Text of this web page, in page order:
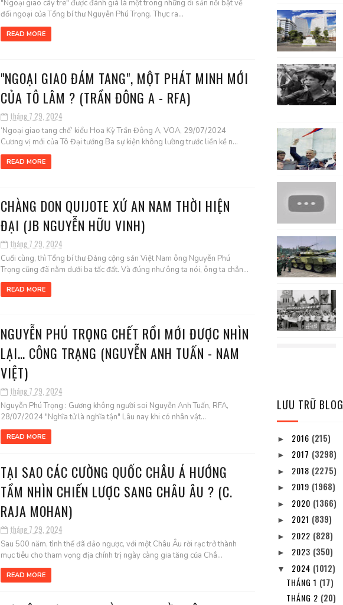
"Ngoại giao cây tre" được đánh giá là một trong những di sản nổi bật về
đối ngoại của Tổng bí thư Nguyễn Phú Trọng. Thực ra...
READ MORE
"NGOẠI GIAO ĐÁM TANG", MỘT PHÁT MINH MỚI
CỦA TÔ LÂM ? (TRẦN ĐÔNG A - RFA)
tháng 7 29, 2024
‘Ngoại giao tang chế’ kiểu Hoa Kỳ Trần Đông A, VOA, 29/07/2024
Cương vị mới của Tô Đại tướng Ba sự kiện không lường trước liền kề n...
READ MORE
CHÀNG DON QUIJOTE XỨ AN NAM THỜI HIỆN
ĐẠI (JB NGUYỄN HỮU VINH)
tháng 7 29, 2024
Cuối cùng, thì Tổng bí thư Đảng cộng sản Việt Nam ông Nguyễn Phú
Trọng cũng đã nằm dưới ba tấc đất. Và đúng như ông ta nói, ông ta chẳn...
READ MORE
NGUYỄN PHÚ TRỌNG CHẾT RỒI MỚI ĐƯỢC NHÌN
LẠI… CÔNG TRẠNG (NGUYỄN ANH TUẤN - NAM
VIỆT)
tháng 7 29, 2024
Nguyễn Phú Trọng : Gương không người soi Nguyễn Anh Tuấn, RFA,
28/07/2024 "Nghĩa tử là nghĩa tận" Lâu nay khi có nhân vật...
READ MORE
TẠI SAO CÁC CƯỜNG QUỐC CHÂU Á HƯỚNG
TẦM NHÌN CHIẾN LƯỢC SANG CHÂU ÂU ? (C.
RAJA MOHAN)
tháng 7 29, 2024
Sau 500 năm, tình thế đã đảo ngược, với một Châu Âu rời rạc trở thành
mục tiêu cho tham vọng địa chính trị ngày càng gia tăng của Châ...
READ MORE
LƯU TRỮ BLOG
► 2016 (215)
► 2017 (3298)
► 2018 (2275)
► 2019 (1968)
► 2020 (1366)
► 2021 (839)
► 2022 (828)
► 2023 (350)
▼ 2024 (1012)
THÁNG 1 (17)
THÁNG 2 (20)